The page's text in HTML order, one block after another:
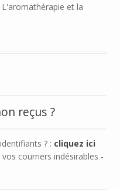
et la
reçus ?
? : cliquez ici
courriers indésirables -